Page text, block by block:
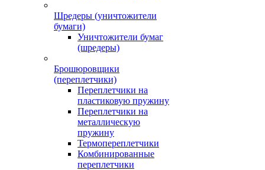
Шредеры (уничтожители
бумаги)
Уничтожители бумаг
(шредеры)
Брошюровщики
(переплетчики)
Переплетчики на
пластиковую пружину
Переплетчики на
металлическую
пружину
Термопереплетчики
Комбинированные
переплетчики